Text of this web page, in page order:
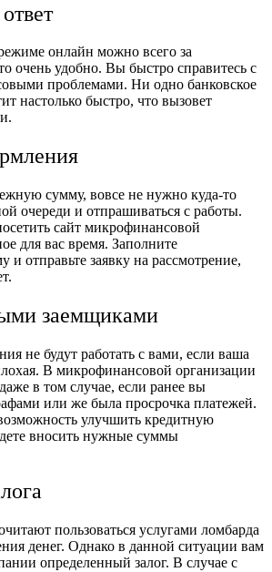
онлайн можно всего за
очень удобно. Вы быстро справитесь с
проблемами. Ни одно банковское
настолько быстро, что вызовет
сумму, вовсе не нужно куда-то
очереди и отпрашиваться с работы.
сайт микрофинансовой
для вас время. Заполните
отправьте заявку на рассмотрение,
заемщиками
не будут работать с вами, если ваша
В микрофинансовой организации
в том случае, если ранее вы
или же была просрочка платежей.
улучшить кредитную
вносить нужные суммы
пользоваться услугами ломбарда
денег. Однако в данной ситуации вам
определенный залог. В случае с